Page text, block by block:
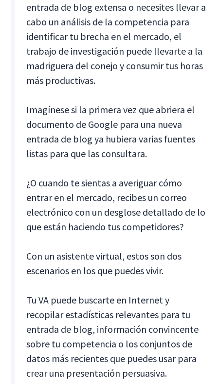
entrada de blog extensa o necesites llevar a
cabo un análisis de la competencia para
identificar tu brecha en el mercado, el
trabajo de investigación puede llevarte a la
madriguera del conejo y consumir tus horas
más productivas.
Imagínese si la primera vez que abriera el
documento de Google para una nueva
entrada de blog ya hubiera varias fuentes
listas para que las consultara.
¿O cuando te sientas a averiguar cómo
entrar en el mercado, recibes un correo
electrónico con un desglose detallado de lo
que están haciendo tus competidores?
Con un asistente virtual, estos son dos
escenarios en los que puedes vivir.
Tu VA puede buscarte en Internet y
recopilar estadísticas relevantes para tu
entrada de blog, información convincente
sobre tu competencia o los conjuntos de
datos más recientes que puedes usar para
crear una presentación persuasiva.